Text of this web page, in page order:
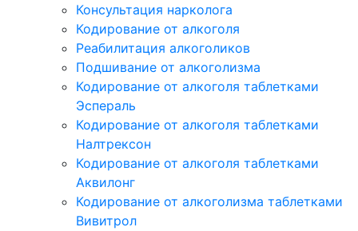
Консультация нарколога
Кодирование от алкоголя
Реабилитация алкоголиков
Подшивание от алкоголизма
Кодирование от алкоголя таблетками
Эспераль
Кодирование от алкоголя таблетками
Налтрексон
Кодирование от алкоголя таблетками
Аквилонг
Кодирование от алкоголизма таблетками
Вивитрол